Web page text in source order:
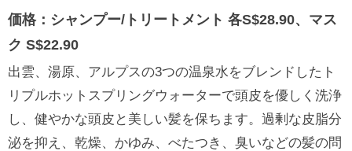
価格：シャンプー/トリートメント 各S$28.90、マス
ク S$22.90
出雲、湯原、アルプスの3つの温泉水をブレンドしたト
リプルホットスプリングウォーターで頭皮を優しく洗浄
し、健やかな頭皮と美しい髪を保ちます。過剰な皮脂分
泌を抑え、乾燥、かゆみ、べたつき、臭いなどの髪の問